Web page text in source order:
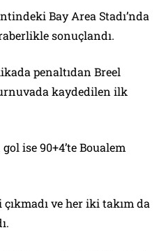
Bay Area Stadı’nda
sonuçlandı.
penaltıdan Breel
kaydedilen ilk
ise 90+4’te Boualem
ve her iki takım da